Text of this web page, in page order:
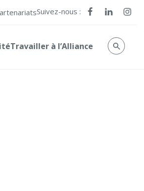
Suivez-nous :
Travailler à l’Alliance